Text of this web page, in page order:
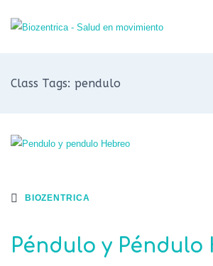
Class Tags: pendulo
BIOZENTRICA
Péndulo y Péndulo